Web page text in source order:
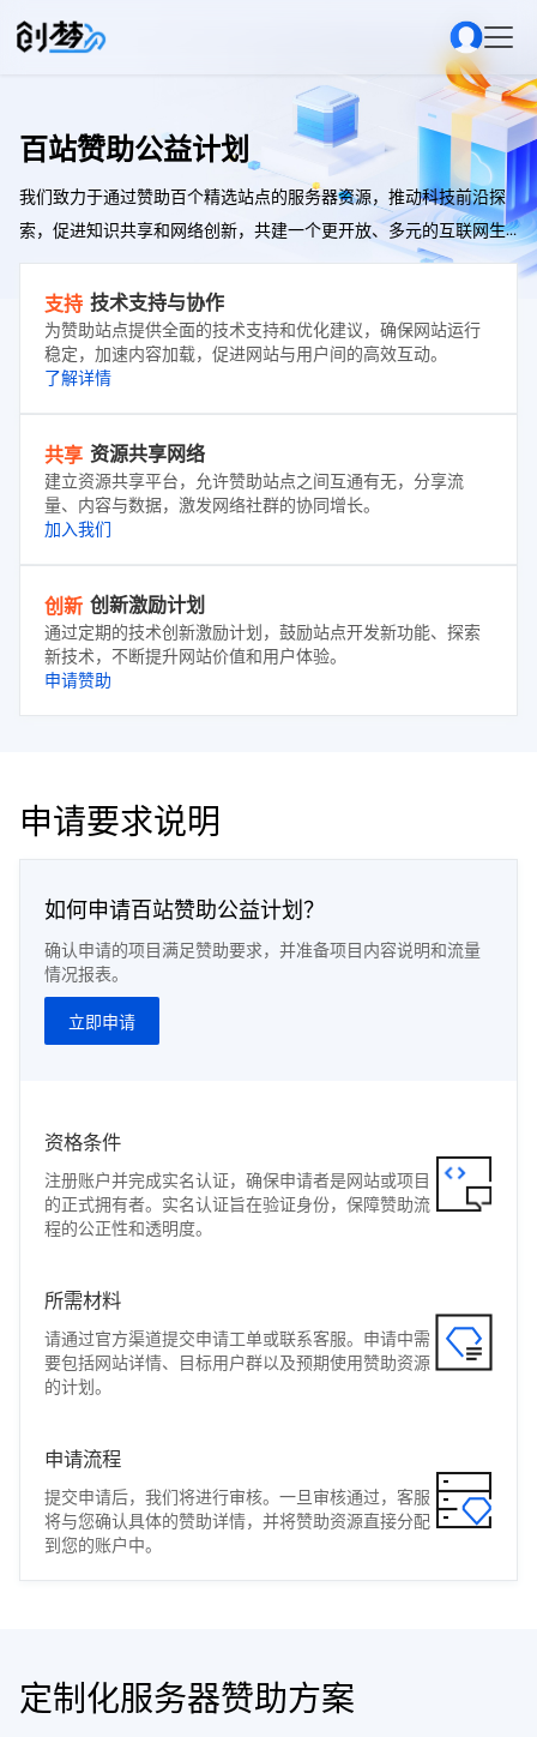
百站赞助公益计划
我们致力于通过赞助百个精选站点的服务器资源，推动科技前沿探
索，促进知识共享和网络创新，共建一个更开放、多元的互联网生
态。
支持 技术支持与协作
为赞助站点提供全面的技术支持和优化建议，确保网站运行
稳定，加速内容加载，促进网站与用户间的高效互动。
了解详情
共享 资源共享网络
建立资源共享平台，允许赞助站点之间互通有无，分享流
量、内容与数据，激发网络社群的协同增长。
加入我们
创新 创新激励计划
通过定期的技术创新激励计划，鼓励站点开发新功能、探索
新技术，不断提升网站价值和用户体验。
申请赞助
申请要求说明
如何申请百站赞助公益计划？
确认申请的项目满足赞助要求，并准备项目内容说明和流量
情况报表。
立即申请
资格条件
注册账户并完成实名认证，确保申请者是网站或项目
的正式拥有者。实名认证旨在验证身份，保障赞助流
程的公正性和透明度。
所需材料
请通过官方渠道提交申请工单或联系客服。申请中需
要包括网站详情、目标用户群以及预期使用赞助资源
的计划。
申请流程
提交申请后，我们将进行审核。一旦审核通过，客服
将与您确认具体的赞助详情，并将赞助资源直接分配
到您的账户中。
定制化服务器赞助方案